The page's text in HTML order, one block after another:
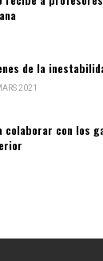
de la
2021
colaborar con los